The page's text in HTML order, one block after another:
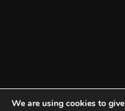
We are using cookies to